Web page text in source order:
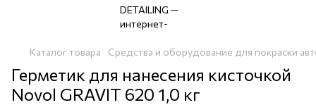
Каталог товара Средства и оборудование для покраски
Герметик для нанесения кисточкой
Novol GRAVIT 620 1,0 кг